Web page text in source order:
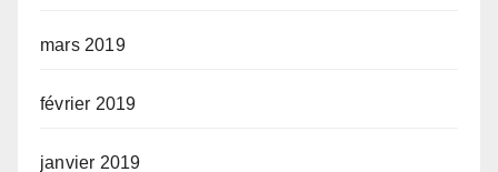
mars 2019
février 2019
janvier 2019